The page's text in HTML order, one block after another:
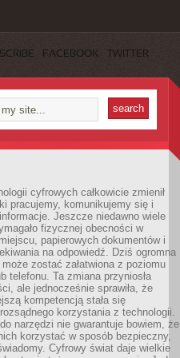
FACEBOOK TWITTER
cyfrowych całkowicie zmienił
pracujemy, komunikujemy się i
Jeszcze niedawno wiele
fizycznej obecności w
papierowych dokumentów i
na odpowiedź. Dziś ogromna
zostać załatwiona z poziomu
telefonu. Ta zmiana przyniosła
ale jednocześnie sprawiła, że
kompetencją stała się
korzystania z technologii.
narzędzi nie gwarantuje bowiem, że
korzystać w sposób bezpieczny,
Cyfrowy świat daje wielkie